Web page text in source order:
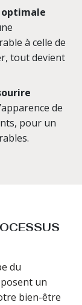
à celle de
tout devient
de
pour un
du
un
bien-être